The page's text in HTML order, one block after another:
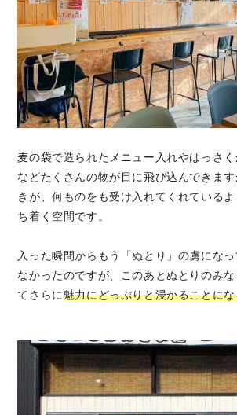
麦の袋で造られたメニュー入れやはっさ
などたくさんの物が目に飛び込んできま
きが、何ものをも受け入れてくれている
ち着く空間です。
入った瞬間からもう「ぬとり」の虜にな
なかったのですが、このあとぬとりのみ
てさらに魅力にどっぷりと浸かることに